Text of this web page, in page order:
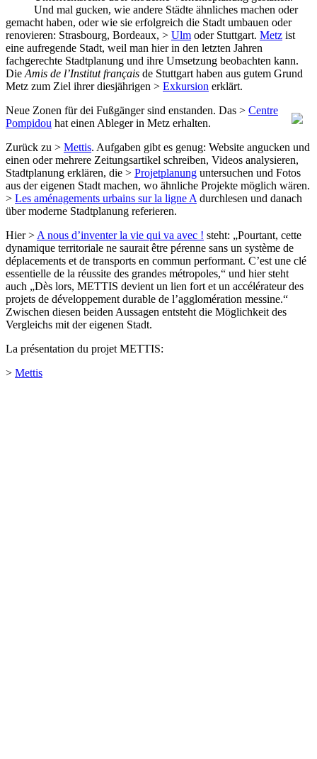
Und mal gucken, wie andere Städte ähnliches machen oder
gemacht haben, oder wie sie erfolgreich die Stadt umbauen oder
renovieren: Strasbourg, Bordeaux, > Ulm oder Stuttgart. Metz ist
eine aufregende Stadt, weil man hier in den letzten Jahren
fachgerechte Stadtplanung und ihre Umsetzung beobachten kann.
Die Amis de l’Institut français de Stuttgart haben aus gutem Grund
Metz zum Ziel ihrer diesjährigen > Exkursion erklärt.
Neue Zonen für dei Fußgänger sind enstanden. Das > Centre
Pompidou hat einen Ableger in Metz erhalten.
Zurück zu > Mettis. Aufgaben gibt es genug: Website angucken und
einen oder mehrere Zeitungsartikel schreiben, Videos analysieren,
Stadtplanung erklären, die > Projetplanung untersuchen und Fotos
aus der eigenen Stadt machen, wo ähnliche Projekte möglich wären.
> Les aménagements urbains sur la ligne A durchlesen und danach
über moderne Stadtplanung referieren.
Hier > A nous d’inventer la vie qui va avec ! steht: „Pourtant, cette
dynamique territoriale ne saurait être pérenne sans un système de
déplacements et de transports en commun performant. C’est une clé
essentielle de la réussite des grandes métropoles,“ und hier steht
auch „Dès lors, METTIS devient un lien fort et un accélérateur des
projets de développement durable de l’agglomération messine.“
Zwischen diesen beiden Aussagen entsteht die Möglichkeit des
Vergleichs mit der eigenen Stadt.
La présentation du projet METTIS:
> Mettis